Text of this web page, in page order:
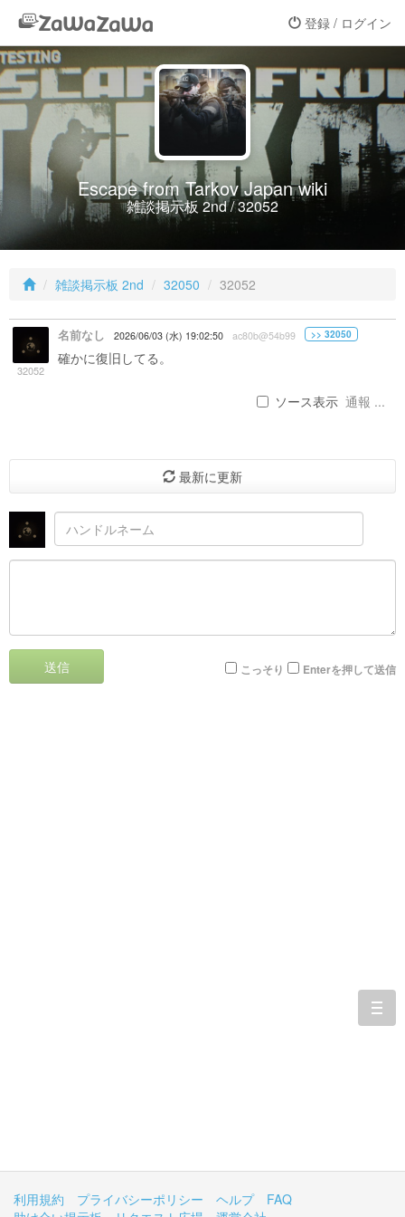
登録 / ログイン
Escape from Tarkov Japan wiki
雑談掲示板 2nd / 32052
雑談掲示板 2nd 32050 32052
32052
名前なし 2026/06/03 (水) 19:02:50 ac80b@54b99 >> 32050
確かに復旧してる。
ソース表示 通報 ...
最新に更新
送信 こっそり Enterを押して送信
利用規約 プライバシーポリシー ヘルプ
FAQ